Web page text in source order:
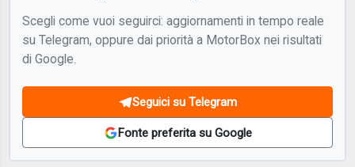
Scegli come vuoi seguirci: aggiornamenti in tempo reale
su Telegram, oppure dai priorità a MotorBox nei risultati
di Google.
Seguici su Telegram
Fonte preferita su Google